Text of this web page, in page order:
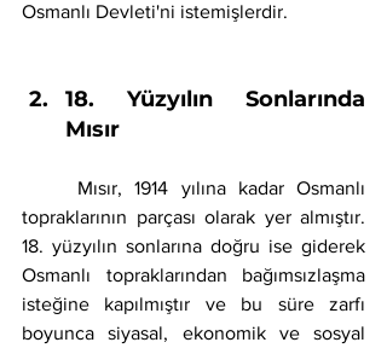
Osmanlı Devleti'ni istemişlerdir.
18. Yüzyılın Sonlarında
Mısır
topraklarının parçası olarak yer almıştır.
18. yüzyılın sonlarına doğru ise giderek
Osmanlı topraklarından bağımsızlaşma
isteğine kapılmıştır ve bu süre zarfı
boyunca siyasal, ekonomik ve sosyal